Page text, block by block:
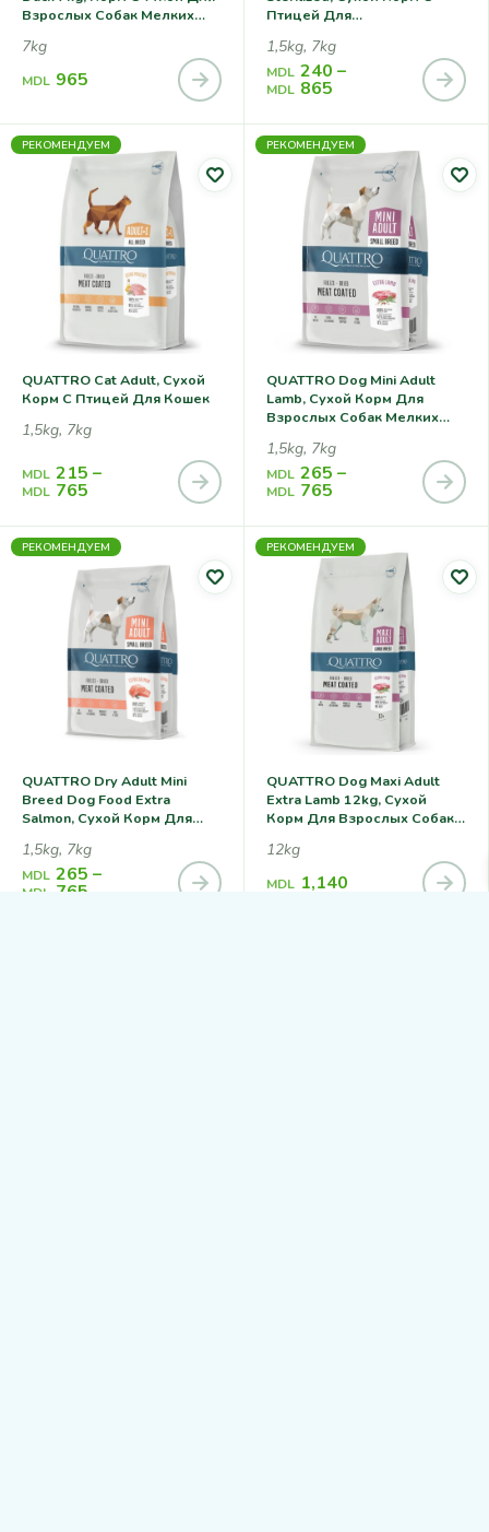
Взрослых Собак Мелких
7kg
MDL 965
Птицей Для
1,5kg, 7kg
MDL 240 –
MDL 865
РЕКОМЕНДУЕМ
QUATTRO Cat Adult, Сухой
Корм С Птицей Для Кошек
1,5kg, 7kg
MDL 215 –
MDL 765
РЕКОМЕНДУЕМ
QUATTRO Dog Mini Adult
Lamb, Сухой Корм Для
Взрослых Собак Мелких
1,5kg, 7kg
MDL 265 –
MDL 765
РЕКОМЕНДУЕМ
QUATTRO Dry Adult Mini
Breed Dog Food Extra
Salmon, Сухой Корм Для
Пород С Лососем
1,5kg, 7kg
MDL 265 –
MDL 765
РЕКОМЕНДУЕМ
QUATTRO Dog Maxi Adult
Extra Lamb 12kg, Cухой
Корм Для Взрослых Собак
12kg
MDL 1,140